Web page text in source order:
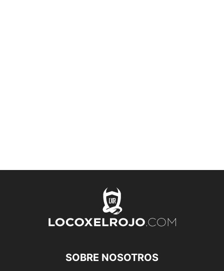
SOBRE NOSOTROS